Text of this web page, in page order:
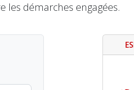
les démarches engagées.